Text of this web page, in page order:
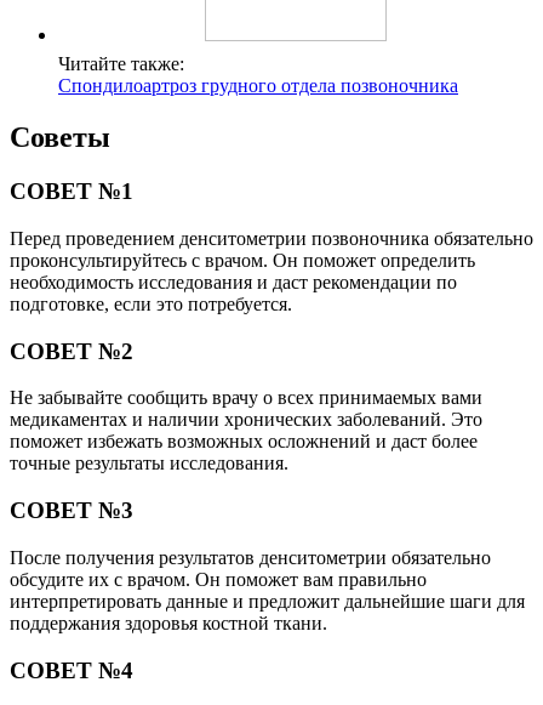
Читайте также:
Спондилоартроз грудного отдела позвоночника
Советы
СОВЕТ №1
Перед проведением денситометрии позвоночника обязательно
проконсультируйтесь с врачом. Он поможет определить
необходимость исследования и даст рекомендации по
подготовке, если это потребуется.
СОВЕТ №2
Не забывайте сообщить врачу о всех принимаемых вами
медикаментах и наличии хронических заболеваний. Это
поможет избежать возможных осложнений и даст более
точные результаты исследования.
СОВЕТ №3
После получения результатов денситометрии обязательно
обсудите их с врачом. Он поможет вам правильно
интерпретировать данные и предложит дальнейшие шаги для
поддержания здоровья костной ткани.
СОВЕТ №4